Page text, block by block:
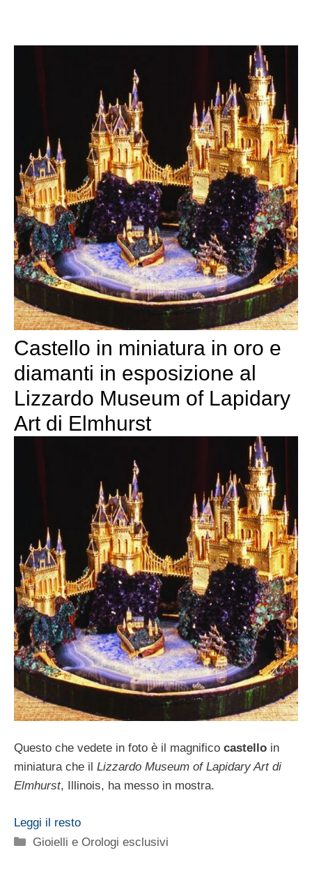
Castello in miniatura in oro e
diamanti in esposizione al
Lizzardo Museum of Lapidary
Art di Elmhurst
Questo che vedete in foto è il magnifico castello in
miniatura che il Lizzardo Museum of Lapidary Art di
Elmhurst, Illinois, ha messo in mostra.
Leggi il resto
Categorie
Gioielli e Orologi esclusivi